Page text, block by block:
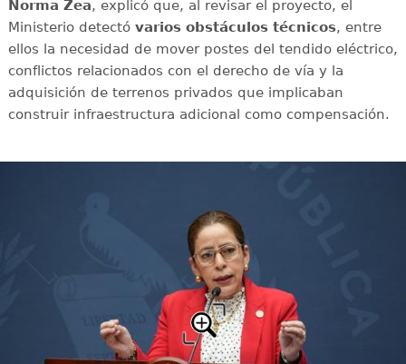
Norma Zea, explicó que, al revisar el proyecto, el
Ministerio detectó varios obstáculos técnicos, entre
ellos la necesidad de mover postes del tendido eléctrico,
conflictos relacionados con el derecho de vía y la
adquisición de terrenos privados que implicaban
construir infraestructura adicional como compensación.